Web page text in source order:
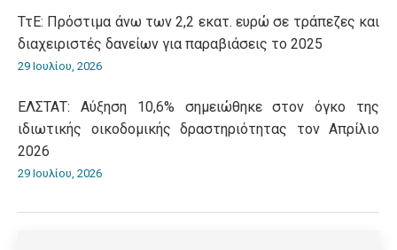
ΤτΕ: Πρόστιμα άνω των 2,2 εκατ. ευρώ σε τράπεζες και
διαχειριστές δανείων για παραβιάσεις το 2025
29 Ιουλίου, 2026
ΕΛΣΤΑΤ: Αύξηση 10,6% σημειώθηκε στον όγκο της
ιδιωτικής οικοδομικής δραστηριότητας τον Απρίλιο
2026
29 Ιουλίου, 2026